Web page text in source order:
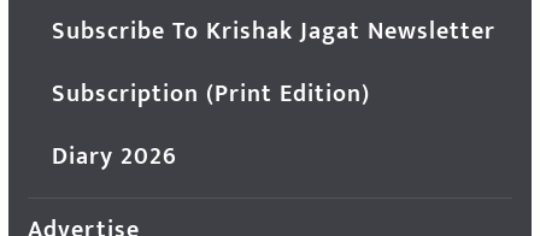
Subscribe To Krishak Jagat Newsletter
Subscription (Print Edition)
Diary 2026